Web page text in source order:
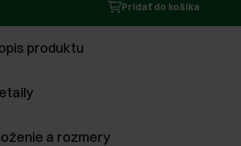
Pridať do košíka
produktu
a rozmery